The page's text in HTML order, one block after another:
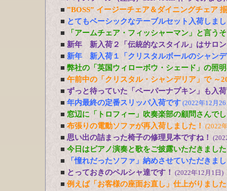
■ ”BOSS” イージーチェア＆ダイニングチェア
■ とてもベーシックなテーブルセット入荷しま
■
「アームチェア・フィッシャーマン」と言う
■ 新年 新入荷２「伝統的なスタイル」はサロ
■ 新年 新入荷１「クリスタルボールのシャン
■ 弊社の「英国ウィローボウ・シェード」の照
■ 午前中の「クリスタル・シャンデリア」で ～
■ ずっと待っていた「ペーパーナプキン」も入
■ 年内最終の定番スリッパ入荷です (2022年12月
■ 窓辺に「トロフィー」吹奏楽部の顧問さんで
■ 布張りの電動ソファが再入荷しました！ (2022
■ 思い出の詰まった椅子の修理見本ですね！
■ 今日はピアノ演奏と歌をご披露いただきまし
■
「憧れだったソファ」納めさせていただきま
■ とっておきのペルシャ達です！ (2022年12月1日)
■ 例えば「お客様の座面お直し」仕上がりました